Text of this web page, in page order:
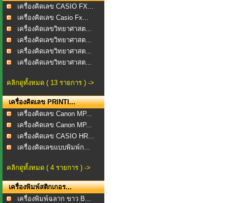
เครื่องคิดเลข CASIO FX...
เครื่องคิดเลข Casio Fx...
เครื่องคิดเลขวิทยาศาสต...
เครื่องคิดเลขวิทยาศาสต...
เครื่องคิดเลขวิทยาศาสต...
เครื่องคิดเลขวิทยาศาสต...
คลิกดูทั้งหมด ( 13 รายการ ) ->
เครื่องคิดเลข PRINTI...
เครื่องคิดเลข Canon MP...
เครื่องคิดเลข Canon MP...
เครื่องคิดเลข CASIO HR...
เครื่องคิดเลขแบบพิมพ์ก...
คลิกดูทั้งหมด ( 4 รายการ ) ->
เครื่องพิมพ์สติกเกอร...
เครื่องพิมพ์ฉลาก ขาว B...